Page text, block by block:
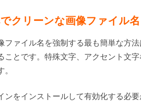
クリーンな画像ファイル
ファイル名を強制する最も簡単な方
ことです。特殊文字、アクセント文
ンをインストールして有効化する必